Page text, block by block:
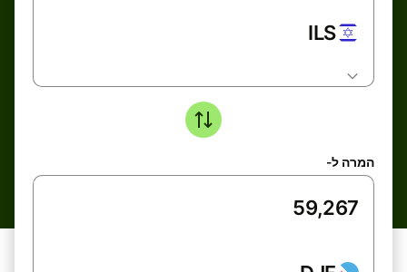
ILS
המרה ל-